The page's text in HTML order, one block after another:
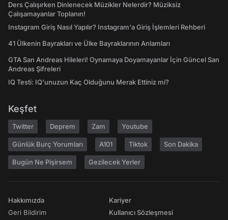
Ders Çalışırken Dinlenecek Müzikler Nelerdir? Müziksiz
Çalışamayanlar Toplanın!
Instagram Giriş Nasıl Yapılır? Instagram'a Giriş İşlemleri Rehberi
41 Ülkenin Bayrakları ve Ülke Bayraklarının Anlamları
GTA San Andreas Hileleri! Oynamaya Doyamayanlar İçin Güncel San
Andreas Şifreleri
IQ Testi: IQ'unuzun Kaç Olduğunu Merak Ettiniz mi?
Keşfet
Twitter Deprem Zam Youtube
Günlük Burç Yorumları A101 Tiktok Son Dakika
Bugün Ne Pişirsem Gezilecek Yerler
Hakkımızda
Geri Bildirim
Kariyer
Kullanıcı Sözleşmesi